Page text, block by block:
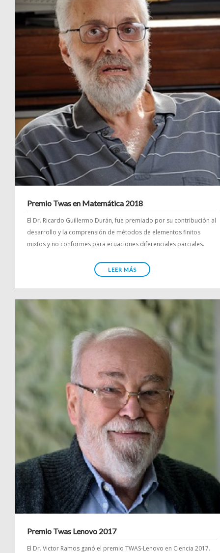
Premio Twas en Matemática 2018
El Dr. Ricardo Guillermo Durán, fue premiado por su contribución al
desarrollo y la comprensión de métodos de elementos finitos
mixtos y no conformes para ecuaciones diferenciales parciales.
LEER MÁS
Premio Twas Lenovo 2017
El Dr. Victor Ramos ganó el premio TWAS-Lenovo en Ciencia 2017.